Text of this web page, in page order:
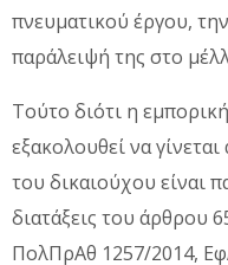
πνευματικού έργου,
παράλειψή της στο
Τούτο διότι η
εξακολουθεί να
του δικαιούχου είναι
διατάξεις του άρθρου
ΠολΠρΑθ 1257/2014,